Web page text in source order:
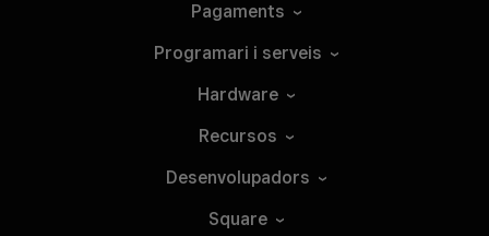
Pagaments
Programari i serveis
Hardware
Recursos
Desenvolupadors
Square